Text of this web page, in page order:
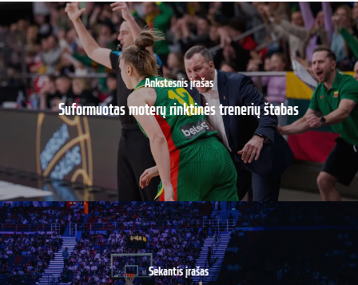
Ankstesnis įrašas
Suformuotas moterų rinktinės trenerių štabas
Sekantis įrašas